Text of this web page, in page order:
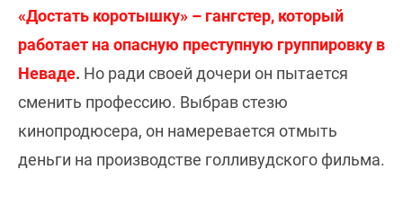
«Достать коротышку» – гангстер, который
работает на опасную преступную группировку в
Неваде. Но ради своей дочери он пытается
сменить профессию. Выбрав стезю
кинопродюсера, он намеревается отмыть
деньги на производстве голливудского фильма.